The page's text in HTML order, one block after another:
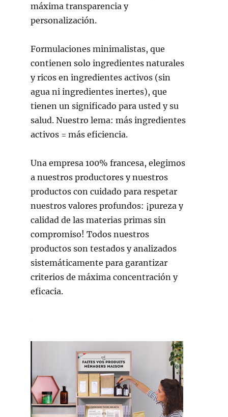
máxima transparencia y
personalización.
Formulaciones minimalistas, que
contienen solo ingredientes naturales
y ricos en ingredientes activos (sin
agua ni ingredientes inertes), que
tienen un significado para usted y su
salud. Nuestro lema: más ingredientes
activos = más eficiencia.
Una empresa 100% francesa, elegimos
a nuestros productores y nuestros
productos con cuidado para respetar
nuestros valores profundos: ¡pureza y
calidad de las materias primas sin
compromiso! Todos nuestros
productos son testados y analizados
sistemáticamente para garantizar
criterios de máxima concentración y
eficacia.